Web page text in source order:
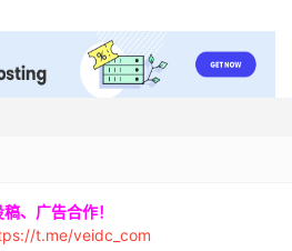
、广告合作！
t.me/veidc_com